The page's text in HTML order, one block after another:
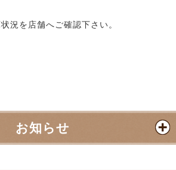
況を店舗へご確認下さい。
お知らせ